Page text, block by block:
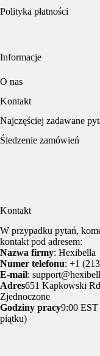
Polityka płatności
Informacje
O nas
Kontakt
Najczęściej zadawane
Śledzenie zamówień
Kontakt
W przypadku pytań,
kontakt pod adresem:
Nazwa firmy: Hexibella
Numer telefonu: +1
E-mail:
Adres651 Kapkowski
Zjednoczone
Godziny pracy9:00 EST
piątku)